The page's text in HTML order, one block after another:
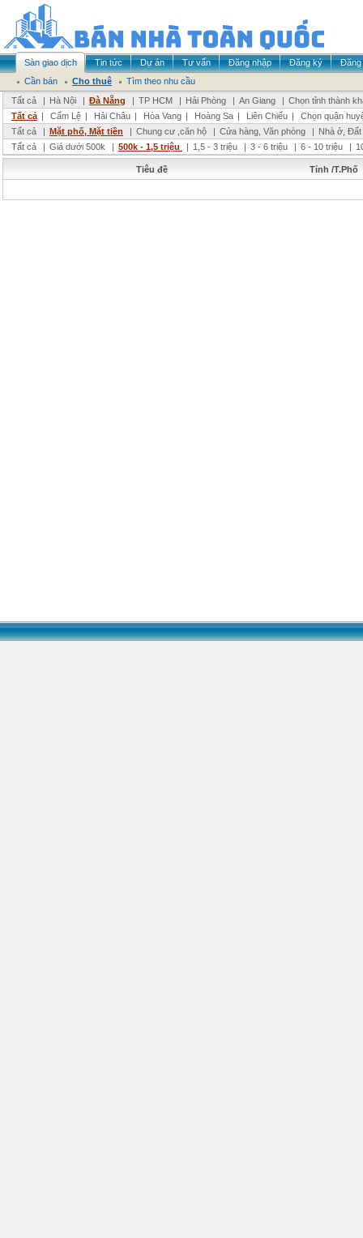
Sàn giao dịch Tin tức Dự án Tư vấn Đăng nhập Đăng ký
Đăng
Cần bán
Cho thuê
Tìm theo nhu cầu
Tất cả
| Hà Nội | Đà Nẵng | TP HCM | Hải Phòng | An Giang | Chọn tỉnh thành
Tất cả | Cẩm Lệ | Hải Châu | Hòa Vang | Hoàng Sa | Liên Chiểu |
Chọn quận
Tất cả
| Mặt phố, Mặt tiền | Chung cư ,căn hộ | Cửa hàng, Văn phòng | Nhà ở,
Tất cả
| Giá dưới 500k | 500k - 1,5 triệu | 1,5 - 3 triệu | 3 - 6 triệu | 6 - 10 triệu |
Tiêu đề Tỉnh /T.Phố